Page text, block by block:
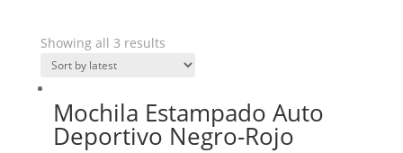
Showing all 3 results
Mochila Estampado Auto
Deportivo Negro-Rojo